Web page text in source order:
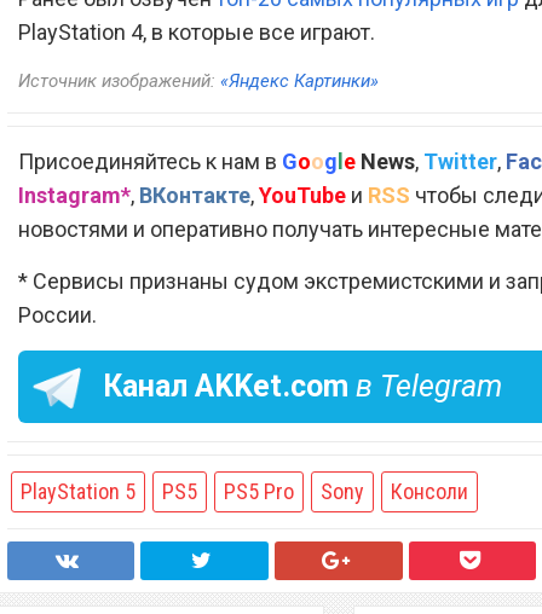
PlayStation 4, в которые все играют.
Источник изображений: «Яндекс Картинки»
Присоединяйтесь к нам в Google News, Twitter,
Instagram*, ВКонтакте,YouTube и RSS чтобы
новостями и оперативно получать интересные
* Сервисы признаны судом экстремистскими и
России.
Канал AKKet.com в Telegram
PlayStation 5 PS5 PS5 Pro Sony Консоли